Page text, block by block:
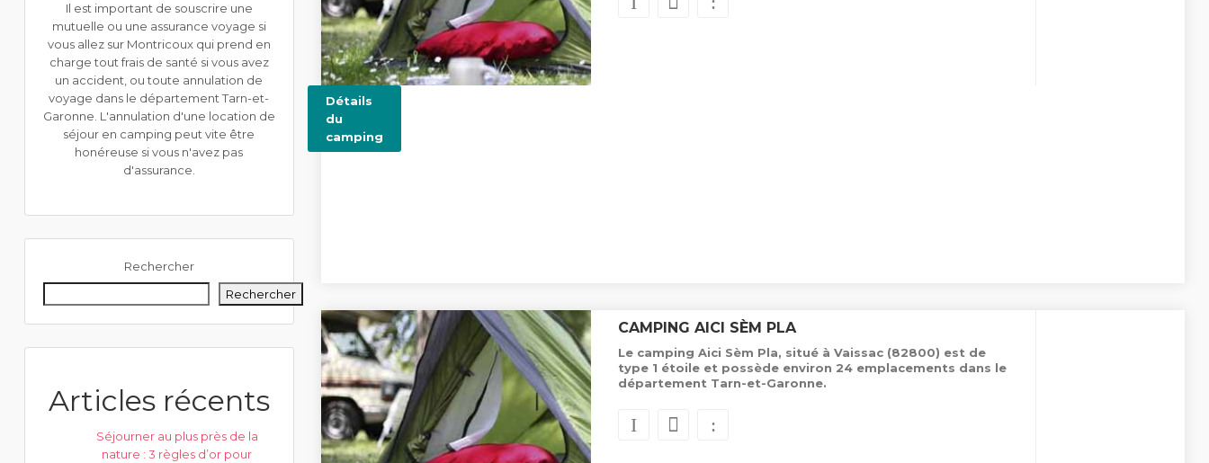
Il est important de souscrire une
mutuelle ou une assurance voyage si
vous allez sur Montricoux qui prend en
charge tout frais de santé si vous avez
un accident, ou toute annulation de
voyage dans le département Tarn-et-
Garonne. L'annulation d'une location de
séjour en camping peut vite être
honéreuse si vous n'avez pas
d'assurance.
Rechercher
Rechercher
Articles récents
Séjourner au plus près de la
nature : 3 règles d’or pour
Détails
du
camping
CAMPING AICI SÈM PLA
Le camping Aici Sèm Pla, situé à Vaissac (82800) est de
type 1 étoile et possède environ 24 emplacements dans le
département Tarn-et-Garonne.